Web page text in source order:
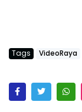
Tags VideoRaya